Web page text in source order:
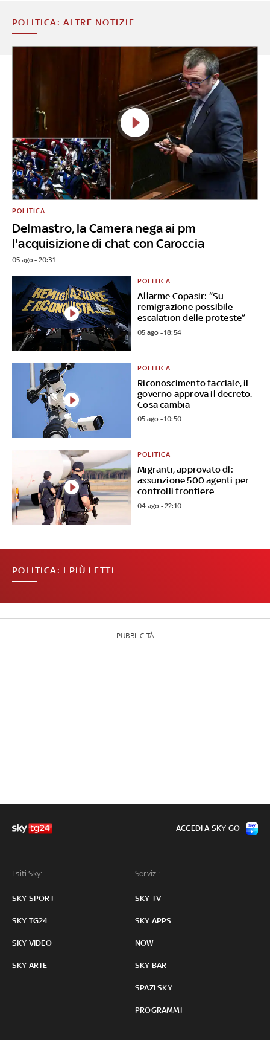
POLITICA: ALTRE NOTIZIE
Delmastro, la Camera nega ai pm
l'acquisizione di chat con Caroccia
POLITICA
05 ago - 20:31
Allarme Copasir: “Su
remigrazione possibile
escalation delle proteste”
POLITICA
05 ago - 18:54
Riconoscimento facciale, il
governo approva il decreto.
Cosa cambia
POLITICA
05 ago - 10:50
Migranti, approvato dl:
assunzione 500 agenti per
controlli frontiere
POLITICA
04 ago - 22:10
POLITICA: I PIÙ LETTI
PUBBLICITÀ
I siti Sky:
SKY SPORT
SKY TG24
SKY VIDEO
SKY ARTE
Servizi:
SKY TV
SKY APPS
NOW
SKY BAR
SPAZI SKY
PROGRAMMI
ACCEDI A SKY GO